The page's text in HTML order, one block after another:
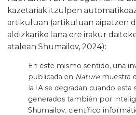
kazetariak itzulpen
artikuluan (artikuluan aipatzen
aldizkariko lana ere irakur
atalean Shumailov, 2024):
En este mismo sentido, una
publicada en Nature muestra
la IA se degradan cuando
generados también por
Shumailov, científico